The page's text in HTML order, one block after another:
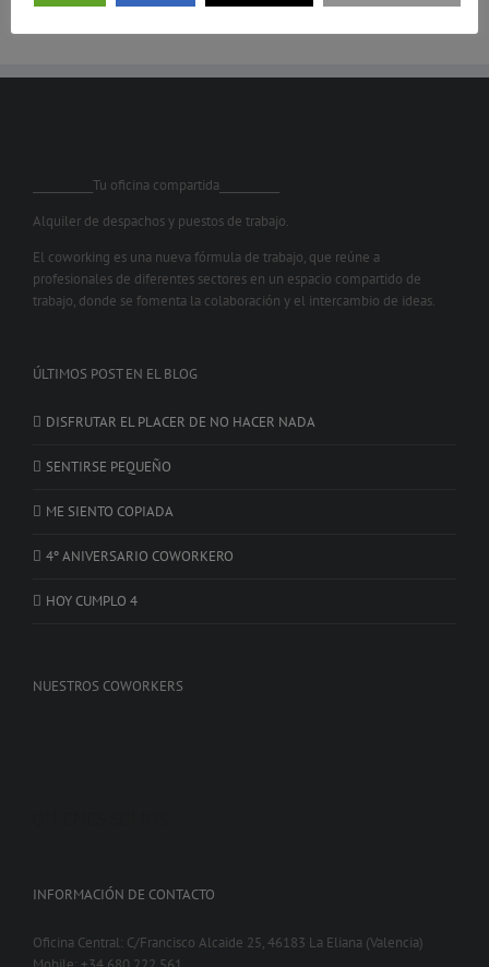
___________Tu oficina compartida___________
Alquiler de despachos y puestos de trabajo.
El coworking es una nueva fórmula de trabajo, que reúne a
profesionales de diferentes sectores en un espacio compartido de
trabajo, donde se fomenta la colaboración y el intercambio de ideas.
ÚLTIMOS POST EN EL BLOG
DISFRUTAR EL PLACER DE NO HACER NADA
SENTIRSE PEQUEÑO
ME SIENTO COPIADA
4º ANIVERSARIO COWORKERO
HOY CUMPLO 4
NUESTROS COWORKERS
INFORMACIÓN DE CONTACTO
Oficina Central: C/Francisco Alcaide 25, 46183 La Eliana (Valencia)